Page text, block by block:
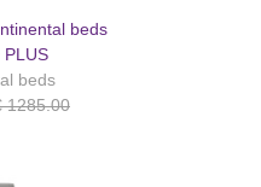
beds
PLUS
beds
1285.00